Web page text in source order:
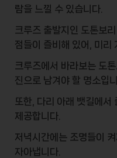
람을 느낄 수 있습니다.
크루즈 출발지인 도톤보
점들이 즐비해 있어, 미리
크루즈에서 바라보는 도
진으로 남겨야 할 명소입
또한, 다리 아래 뱃길에서
제공합니다.
저녁시간에는 조명들이
자아냅니다.